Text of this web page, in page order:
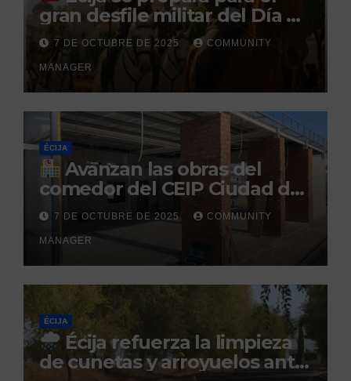
gran desfile militar del Día de
la Hispanidad organizado por
el Centro Militar de Cría
Caballar
7 DE OCTUBRE DE 2025 COMMUNITY
MANAGER
ÉCIJA
Avanzan las obras del
comedor del CEIP Ciudad del
Sol: su finalización está
prevista para finales de 2025
7 DE OCTUBRE DE 2025 COMMUNITY
MANAGER
ÉCIJA
Écija refuerza la limpieza
de cunetas y arroyuelos ante